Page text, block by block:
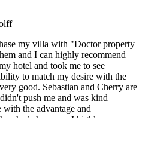
my villa with "Doctor property
and I can highly recommend
to match my desire with the
good. Sebastian and Cherry are
push me and was kind
the advantage and
had show me. I highly
can do business in the future